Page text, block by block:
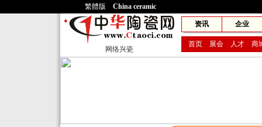
繁體版 China ceramic
网络兴瓷
资讯 企业
首页 展会 人才 商